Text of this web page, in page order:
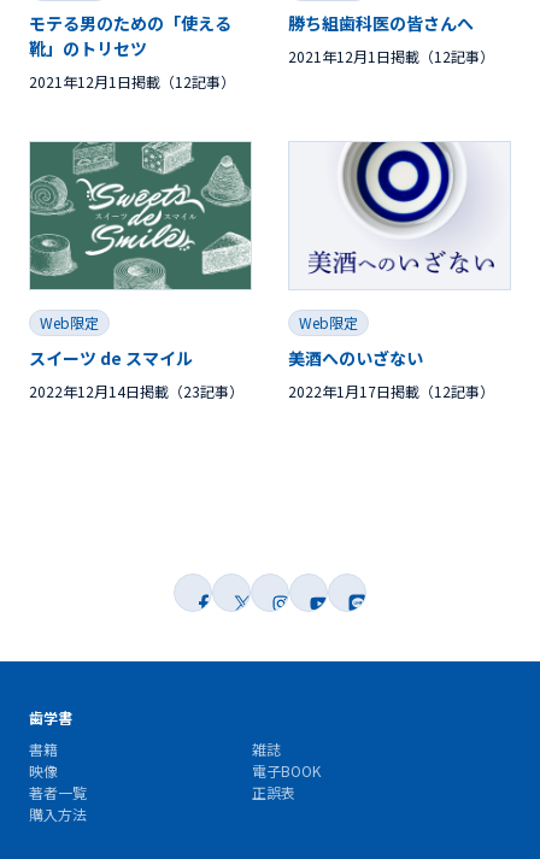
モテる男のための「使える
靴」のトリセツ
2021年12月1日掲載（12記事）
勝ち組歯科医の皆さんへ
2021年12月1日掲載（12記事）
Web限定
スイーツ de スマイル
2022年12月14日掲載（23記事）
Web限定
美酒へのいざない
2022年1月17日掲載（12記事）
歯学書
書籍
雑誌
映像
電子BOOK
著者一覧
正誤表
購入方法